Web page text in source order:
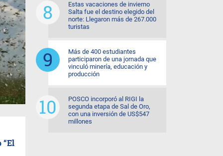
“El
Estas vacaciones de invierno
Salta fue el destino elegido del
norte: Llegaron más de 267.000
turistas
Más de 400 estudiantes
participaron de una jornada que
vinculó minería, educación y
producción
POSCO incorporó al RIGI la
segunda etapa de Sal de Oro,
con una inversión de US$547
millones